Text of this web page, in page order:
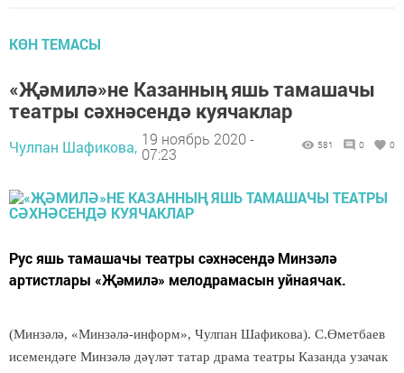
КӨН ТЕМАСЫ
«Җәмилә»не Казанның яшь тамашачы
театры сәхнәсендә куячаклар
Чулпан Шафикова, 19 ноябрь 2020 -
07:23
581 0 0
Рус яшь тамашачы театры сәхнәсендә Минзәлә
артистлары «Җәмилә» мелодрамасын уйнаячак.
(Минзәлә, «Минзәлә-информ», Чулпан Шафикова). С.Өметбаев
исемендәге Минзәлә дәүләт татар драма театры Казанда узачак